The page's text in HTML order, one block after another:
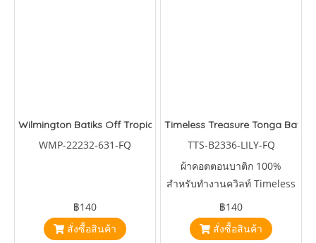
Wilmington Batiks Off Tropical Pink Palm Frond
WMP-22232-631-FQ
฿140
สั่งซื้อสินค้า
Timeless Treasure Tonga
TTS-B2336-LILY-FQ
ผ้าคอตตอนบาติก 100%
สำหรับทำงานควิลท์ Timeless
Treasure Tonga Batiks
Fantasy Dotty Spiral Lily
฿140
สั่งซื้อสินค้า